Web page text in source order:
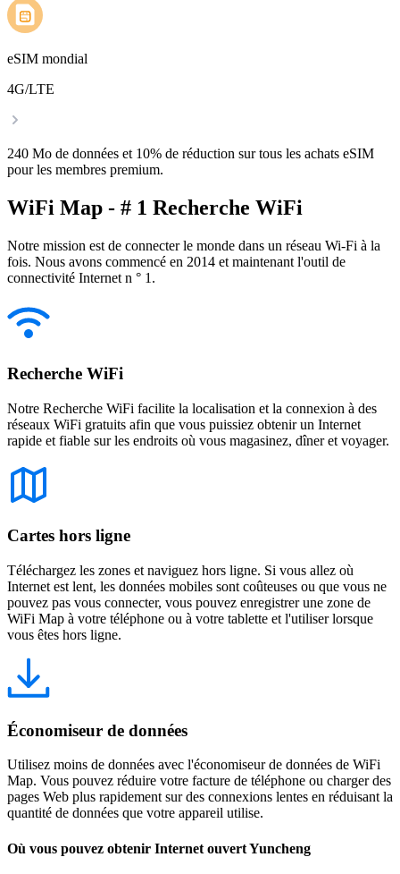
eSIM mondial
4G/LTE
240 Mo de données et 10% de réduction sur tous les achats eSIM
pour les membres premium.
WiFi Map - # 1 Recherche WiFi
Notre mission est de connecter le monde dans un réseau Wi-Fi à la
fois. Nous avons commencé en 2014 et maintenant l'outil de
connectivité Internet n ° 1.
Recherche WiFi
Notre Recherche WiFi facilite la localisation et la connexion à des
réseaux WiFi gratuits afin que vous puissiez obtenir un Internet
rapide et fiable sur les endroits où vous magasinez, dîner et voyager.
Cartes hors ligne
Téléchargez les zones et naviguez hors ligne. Si vous allez où
Internet est lent, les données mobiles sont coûteuses ou que vous ne
pouvez pas vous connecter, vous pouvez enregistrer une zone de
WiFi Map à votre téléphone ou à votre tablette et l'utiliser lorsque
vous êtes hors ligne.
Économiseur de données
Utilisez moins de données avec l'économiseur de données de WiFi
Map. Vous pouvez réduire votre facture de téléphone ou charger des
pages Web plus rapidement sur des connexions lentes en réduisant la
quantité de données que votre appareil utilise.
Où vous pouvez obtenir Internet ouvert Yuncheng